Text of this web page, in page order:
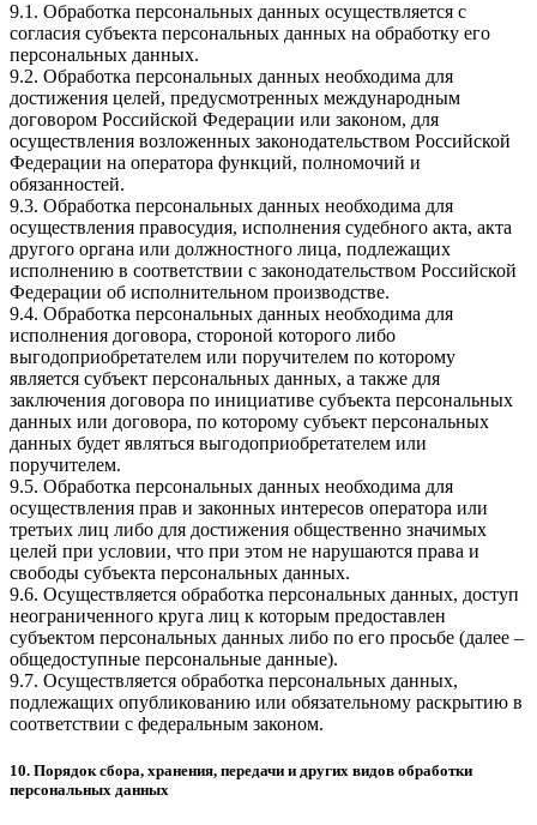
9.1. Обработка персональных данных осуществляется с
согласия субъекта персональных данных на обработку его
персональных данных.
9.2. Обработка персональных данных необходима для
достижения целей, предусмотренных международным
договором Российской Федерации или законом, для
осуществления возложенных законодательством Российской
Федерации на оператора функций, полномочий и
обязанностей.
9.3. Обработка персональных данных необходима для
осуществления правосудия, исполнения судебного акта, акта
другого органа или должностного лица, подлежащих
исполнению в соответствии с законодательством Российской
Федерации об исполнительном производстве.
9.4. Обработка персональных данных необходима для
исполнения договора, стороной которого либо
выгодоприобретателем или поручителем по которому
является субъект персональных данных, а также для
заключения договора по инициативе субъекта персональных
данных или договора, по которому субъект персональных
данных будет являться выгодоприобретателем или
поручителем.
9.5. Обработка персональных данных необходима для
осуществления прав и законных интересов оператора или
третьих лиц либо для достижения общественно значимых
целей при условии, что при этом не нарушаются права и
свободы субъекта персональных данных.
9.6. Осуществляется обработка персональных данных, доступ
неограниченного круга лиц к которым предоставлен
субъектом персональных данных либо по его просьбе (далее –
общедоступные персональные данные).
9.7. Осуществляется обработка персональных данных,
подлежащих опубликованию или обязательному раскрытию в
соответствии с федеральным законом.
10. Порядок сбора, хранения, передачи и других видов обработки
персональных данных